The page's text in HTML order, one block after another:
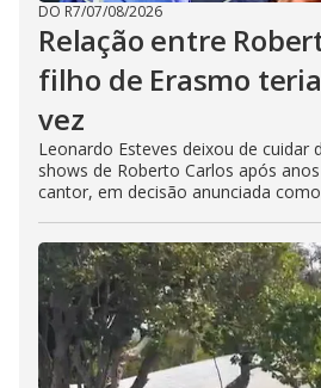
DO R7/07/08/2026
Relação entre
filho de Erasmo
vez
Leonardo Esteves deixou de cuidar
shows de Roberto Carlos após
cantor, em decisão anunciada